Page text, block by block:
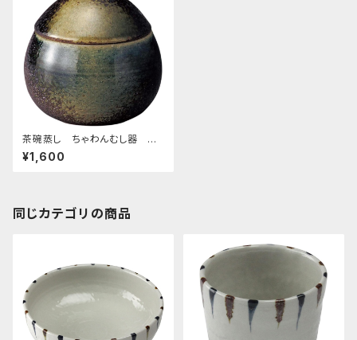
茶碗蒸し ちゃわんむし器 ビ
ードロ
¥1,600
同じカテゴリの商品